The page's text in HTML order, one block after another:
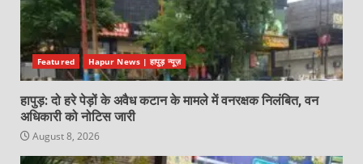
Featured Hapur News | हापुड़ न्यूज़
हापुड़: दो हरे पेड़ों के अवैध कटान के मामले में वनरक्षक निलंबित, वन
अधिकारी को नोटिस जारी
August 8, 2026